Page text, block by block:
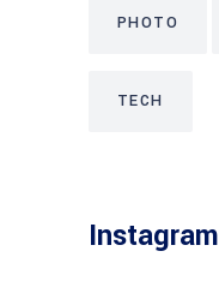
PHOTO
TECH
Instagram